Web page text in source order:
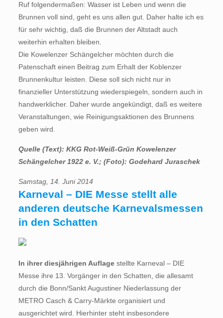
Ruf folgendermaßen: Wasser ist Leben und wenn die
Brunnen voll sind, geht es uns allen gut. Daher halte ich es
für sehr wichtig, daß die Brunnen der Altstadt auch
weiterhin erhalten bleiben.
Die Kowelenzer Schängelcher möchten durch die
Patenschaft einen Beitrag zum Erhalt der Koblenzer
Brunnenkultur leisten. Diese soll sich nicht nur in
finanzieller Unterstützung wiederspiegeln, sondern auch in
handwerklicher. Daher wurde angekündigt, daß es weitere
Veranstaltungen, wie Reinigungsaktionen des Brunnens
geben wird.
Quelle (Text): KKG Rot-Weiß-Grün Kowelenzer
Schängelcher 1922 e. V.; (Foto): Godehard Juraschek
Samstag, 14. Juni 2014
Karneval – DIE Messe stellt alle
anderen deutsche Karnevalsmessen
in den Schatten
In ihrer diesjährigen Auflagestellte Karneval – DIE
Messe ihre 13. Vorgänger in den Schatten, die allesamt
durch die Bonn/Sankt Augustiner Niederlassung der
METRO Casch & Carry-Märkte organisiert und
ausgerichtet wird. Hierhinter steht insbesondere